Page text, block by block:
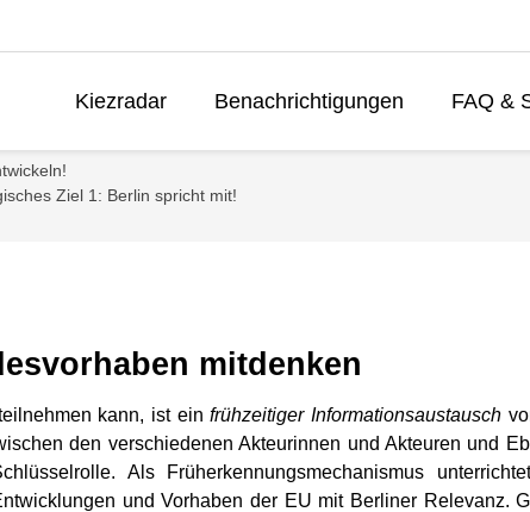
Kiezradar Benachrichtigungen FAQ &
Ziel 1: Berlin spricht mit!
mitdenken
kann, ist einfrühzeitiger Informationsaustausch
den verschiedenen Akteurinnen und Akteuren und
Als Früherkennungsmechanismus
und Vorhaben der EU mit Berliner Relevanz.